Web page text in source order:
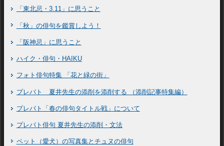
「東北忌・3.11」に思うこと
「秋」の俳句を鑑賞しよう！
「阪神忌」に思うこと
ハイク・俳句・HAIKU
フォト俳句特集 「花と緑の街」
プレバト 夏井先生の添削を添削する （添削記事特集編）
プレバト「春の俳句タイトル戦」について
プレバト俳句 夏井先生の添削・文法
ペット（愛犬）の写真集とチュヌの俳句